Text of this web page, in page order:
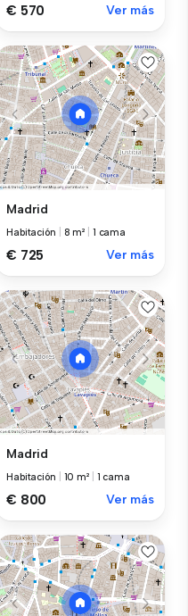
€ 570 Ver más
Madrid
Habitación 8 m² 1 cama
€ 725 Ver más
Madrid
Habitación 10 m² 1 cama
€ 800 Ver más